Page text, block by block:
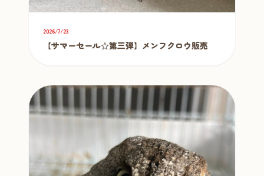
2026/7/23
【サマーセール☆第三弾】メンフクロウ販売